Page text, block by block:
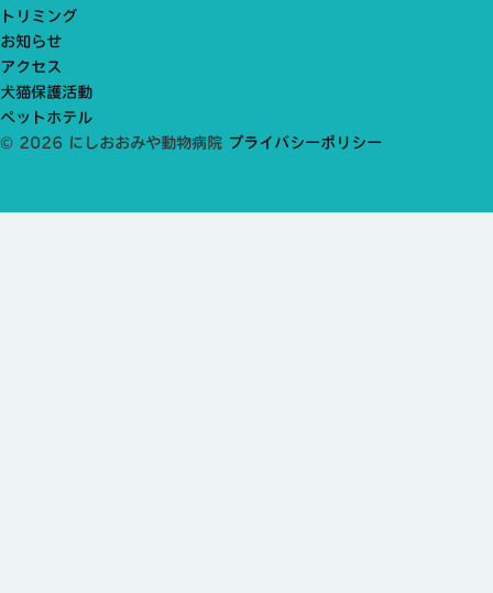
トリミング
お知らせ
アクセス
犬猫保護活動
ペットホテル
© 2026 にしおおみや動物病院 プライバシーポリシー